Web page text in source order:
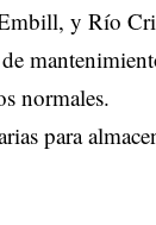
y Río
normales.
para